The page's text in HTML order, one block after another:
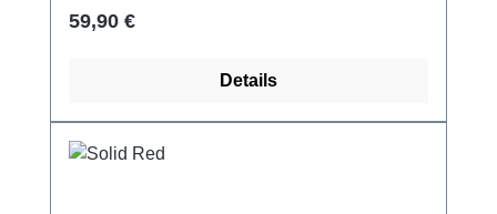
Regulärer Preis:
59,90 €
Details